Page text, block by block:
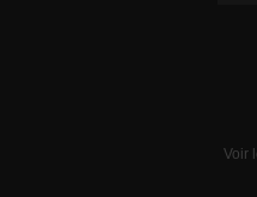
Voir